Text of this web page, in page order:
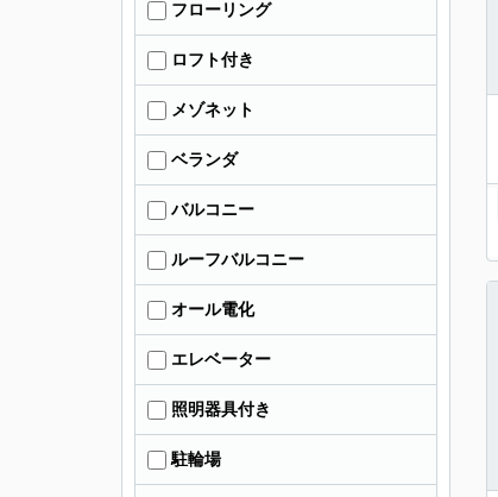
フローリング
ロフト付き
メゾネット
ベランダ
バルコニー
ルーフバルコニー
オール電化
エレベーター
照明器具付き
駐輪場